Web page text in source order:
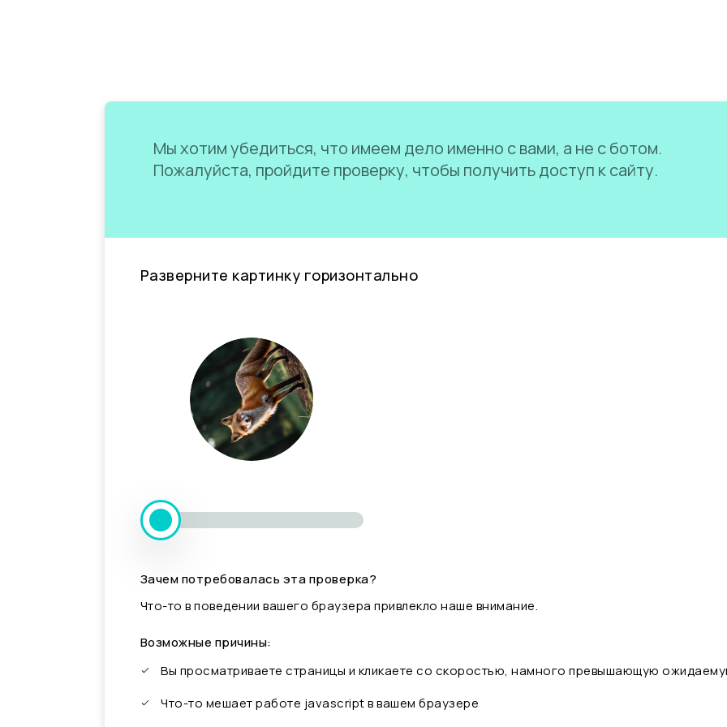
Мы хотим убедиться, что имеем дело именно с вами, а не с ботом.
Пожалуйста, пройдите проверку, чтобы получить доступ к сайту.
Разверните картинку горизонтально
Зачем потребовалась эта проверка?
Что-то в поведении вашего браузера привлекло наше внимание.
Возможные причины:
Вы просматриваете страницы и кликаете со скоростью, намного превышающую
Что-то мешает работе javascript в вашем браузере